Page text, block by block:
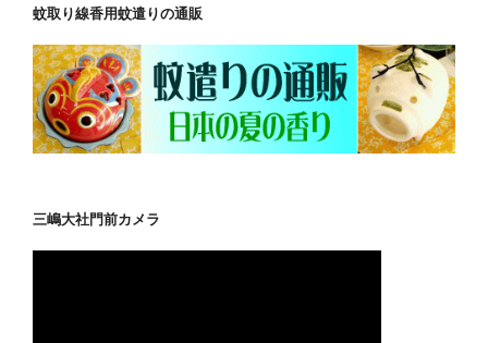
蚊取り線香用蚊遣りの通販
三嶋大社門前カメラ